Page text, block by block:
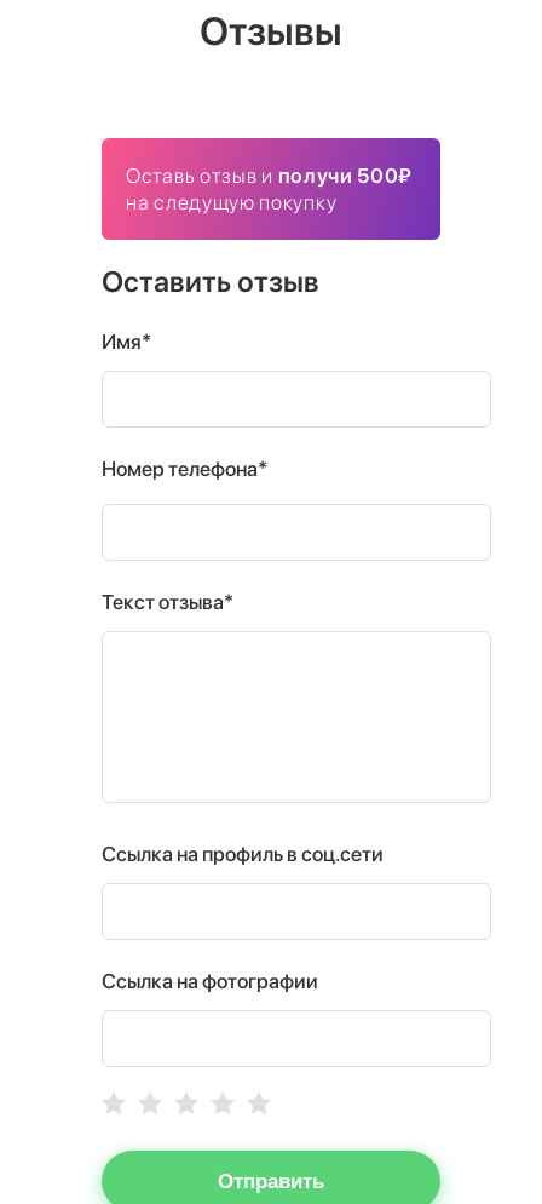
Отзывы
Оставь отзыв и получи 500₽
на следущую покупку
Оставить отзыв
Имя*
Номер телефона*
Текст отзыва*
Ссылка на профиль в соц.сети
Ссылка на фотографии
Отправить